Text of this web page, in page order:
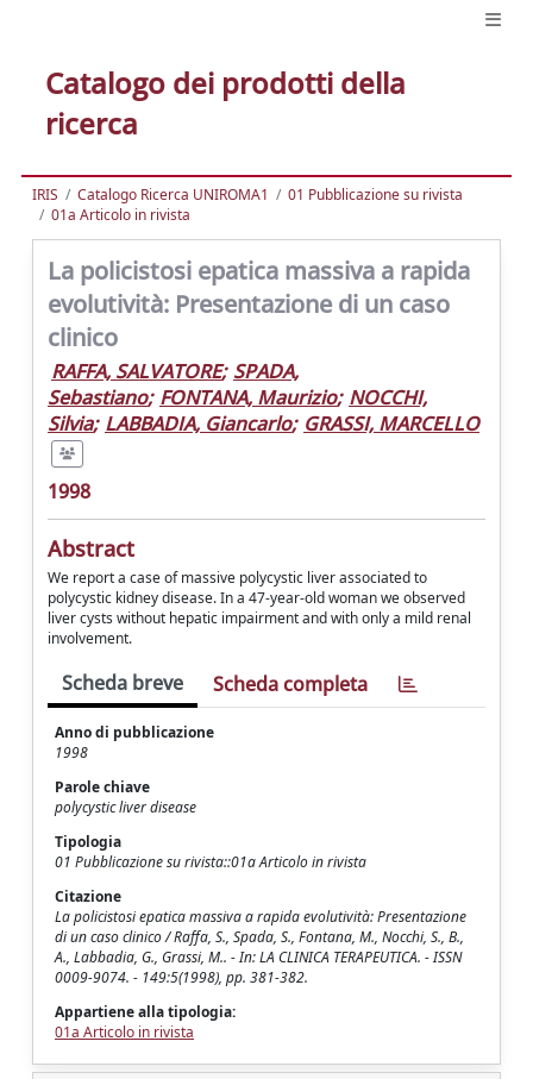
Catalogo dei prodotti della
ricerca
IRIS Catalogo Ricerca UNIROMA1
01 Pubblicazione su rivista
01a Articolo in rivista
La policistosi epatica massiva a rapida
evolutività: Presentazione di un caso
clinico
RAFFA, SALVATORE; SPADA,
Sebastiano; FONTANA, Maurizio; NOCCHI,
Silvia; LABBADIA, Giancarlo; GRASSI, MARCELLO
1998
Abstract
We report a case of massive polycystic liver associated to
polycystic kidney disease. In a 47-year-old woman we observed
liver cysts without hepatic impairment and with only a mild renal
involvement.
Scheda breve Scheda completa
Anno di pubblicazione
1998
Parole chiave
polycystic liver disease
Tipologia
01 Pubblicazione su rivista::01a Articolo in rivista
Citazione
La policistosi epatica massiva a rapida evolutività: Presentazione
di un caso clinico / Raffa, S., Spada, S., Fontana, M., Nocchi, S., B.,
A., Labbadia, G., Grassi, M.. - In: LA CLINICA TERAPEUTICA. - ISSN
0009-9074. - 149:5(1998), pp. 381-382.
Appartiene alla tipologia:
01a Articolo in rivista